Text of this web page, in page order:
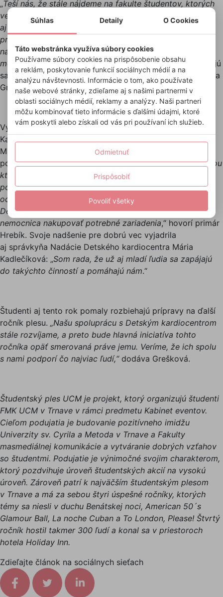
„Teší nás, že stále nájdeme na fakulte študentov, ktorých
veľmi baví pomáhať druhým a podporovať tak napríklad
aj Detské kardiocentrum. Vidieť ich zapálenie
pri organizácii plesu, ktorý je činným pre dobrú vec, je
na nezaplatenie. Sme radi, že aj takýmto spôsobom
môžeme aj my zachrániť nejedno choré srdiečko,“ zhodujú
sa koordinátori študentského plesu, doktorandi FMK Petra
Grešková a Igor Lakatoš.
Vyzbierané peniaze odovzdali študenti primárovi
Kardiologického oddelenia Detského kardiocentra
Mariánovi Hrebíkovi, ktorý ocenil ich nápad a myšlienku
pomáhať iným. „Veľmi si vážim pomoc študentov, zásluhou
ktorej nám pribudne na oddelení ďalší prístroj. Ten
pomôže pri záchrane ľudí nielen so srdcovými
ochoreniami. Nesmierne poďakovanie patrí aj Nadácii
Detského kardiocentra, pretože vďaka nim môže
nemocnica nakupovať potrebné zariadenia,“ hovorí primár
Hrebík. Svoje nadšenie pre dobrú vec vyjadrila
aj správkyňa Nadácie Detského kardiocentra Mária
Kadlečíková: „Som rada, že už aj mladí ľudia sa zapájajú
do takýchto činností a pomáhajú nám.“
Študenti aj tento rok pomaly rozbiehajú prípravy na ďalší
ročník plesu. „Našu spoluprácu s Detským kardiocentrom
stále rozvíjame, a preto bude hlavná iniciatíva tohto
ročníka opäť smerovaná práve jemu. Veríme, že ich spolu
s nami podporí čo najviac ľudí,“ dodáva Grešková.
Študentský ples UCM je projekt, ktorý organizujú študenti
FMK UCM v Trnave v rámci predmetu Kabinet eventov.
Cieľom podujatia je budovanie pozitívneho imidžu
Univerzity sv. Cyrila a Metoda v Trnave a Fakulty
masmediálnej komunikácie a vytváranie dobrých vzťahov
so študentmi. Podujatie je výnimočné svojim charakterom,
ktorý pozdvihuje úroveň študentských akcií na vysokú
úroveň. Zároveň patrí k najväčším študentským plesom
v Trnave a má za sebou štyri úspešné ročníky, ktorých
témy sa niesli v duchu Benátskej noci, American 50´s
Glamour Ball, La noche Cuban a To London, Please! Štvrtý
ročník hostil takmer 300 ľudí a konal sa v priestoroch
hotela Holiday Inn.
Zdieľajte článok na sociálnych sieťach
Facebook share
Tweet Linkedin share
Súhlas Detaily O Cookies
Táto webstránka využíva súbory cookies
Používame súbory cookies na prispôsobenie obsahu
a reklám, poskytovanie funkcií sociálnych médií a na
analýzu návštevnosti. Informácie o tom, ako používate
naše webové stránky, zdieľame aj s našimi partnermi v
oblasti sociálnych médií, reklamy a analýzy. Naši partneri
môžu kombinovať tieto informácie s ďalšími údajmi, ktoré
vám poskytli alebo získali od vás pri používaní ich služieb.
Odmietnuť
Prispôsobiť
Povoliť všetky